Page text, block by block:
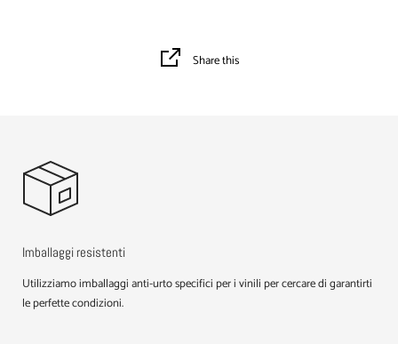
Share this
Imballaggi resistenti
Utilizziamo imballaggi anti-urto specifici per i vinili per cercare di garantirti
le perfette condizioni.